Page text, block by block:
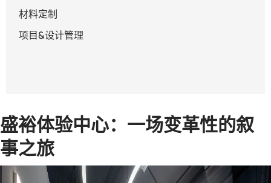
材料定制
项目&设计管理
盛裕体验中心：一场变革性的叙
事之旅